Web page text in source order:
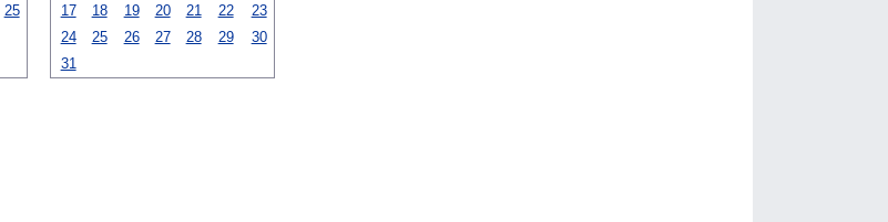
25
17
18 19 20 21 22
23
24
25 26 27 28 29
30
31